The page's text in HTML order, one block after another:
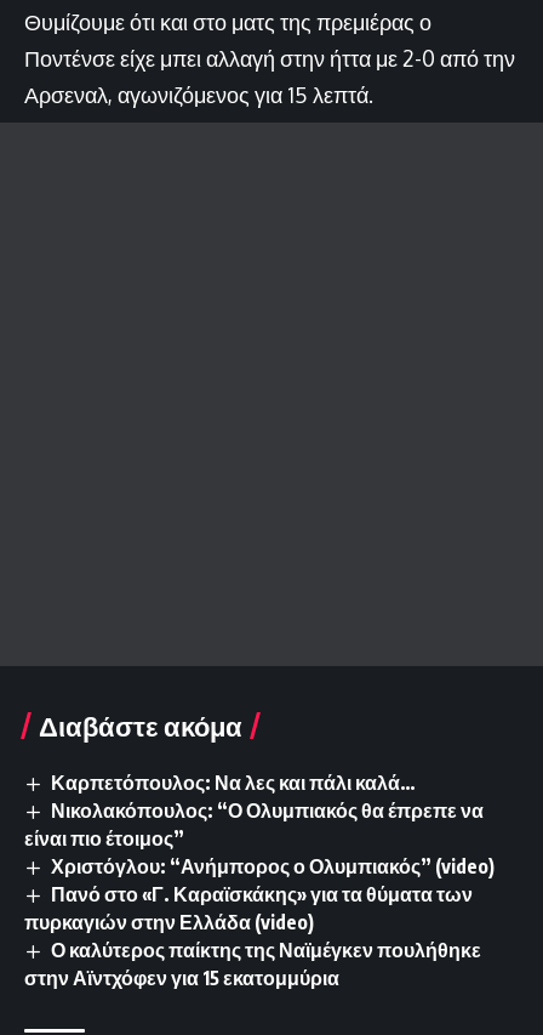
Θυμίζουμε ότι και στο ματς της πρεμιέρας ο
Ποντένσε είχε μπει αλλαγή στην ήττα με 2-0 από την
Αρσεναλ, αγωνιζόμενος για 15 λεπτά.
Διαβάστε ακόμα
Καρπετόπουλος: Να λες και πάλι καλά…
Νικολακόπουλος: “Ο Ολυμπιακός θα έπρεπε να
είναι πιο έτοιμος”
Χριστόγλου: “Ανήμπορος ο Ολυμπιακός” (video)
Πανό στο «Γ. Καραϊσκάκης» για τα θύματα των
πυρκαγιών στην Ελλάδα (video)
Ο καλύτερος παίκτης της Ναϊμέγκεν πουλήθηκε
στην Αϊντχόφεν για 15 εκατομμύρια